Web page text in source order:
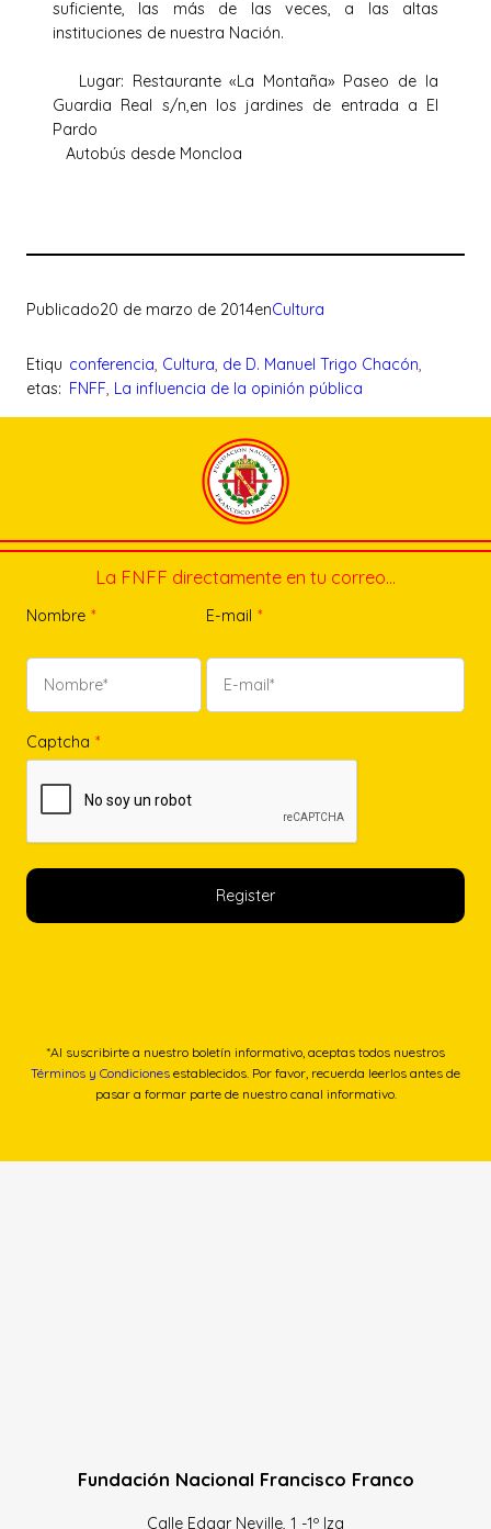
suficiente, las más de las veces, a las altas
instituciones de nuestra Nación.
Lugar: Restaurante «La Montaña» Paseo de la
Guardia Real s/n,en los jardines de entrada a El
Pardo
Autobús desde Moncloa
Publicado20 de marzo de 2014enCultura
Etiqu
etas:
conferencia, Cultura, de D. Manuel Trigo Chacón
FNFF, La influencia de la opinión pública
La FNFF directamente en tu correo…
Nombre * E-mail *
Captcha *
*Al suscribirte a nuestro boletín informativo, aceptas todos nuestros
Términos y Condiciones establecidos. Por favor, recuerda leerlos antes de
pasar a formar parte de nuestro canal informativo.
Fundación Nacional Francisco Franco
Calle Edgar Neville, 1 -1º Izq